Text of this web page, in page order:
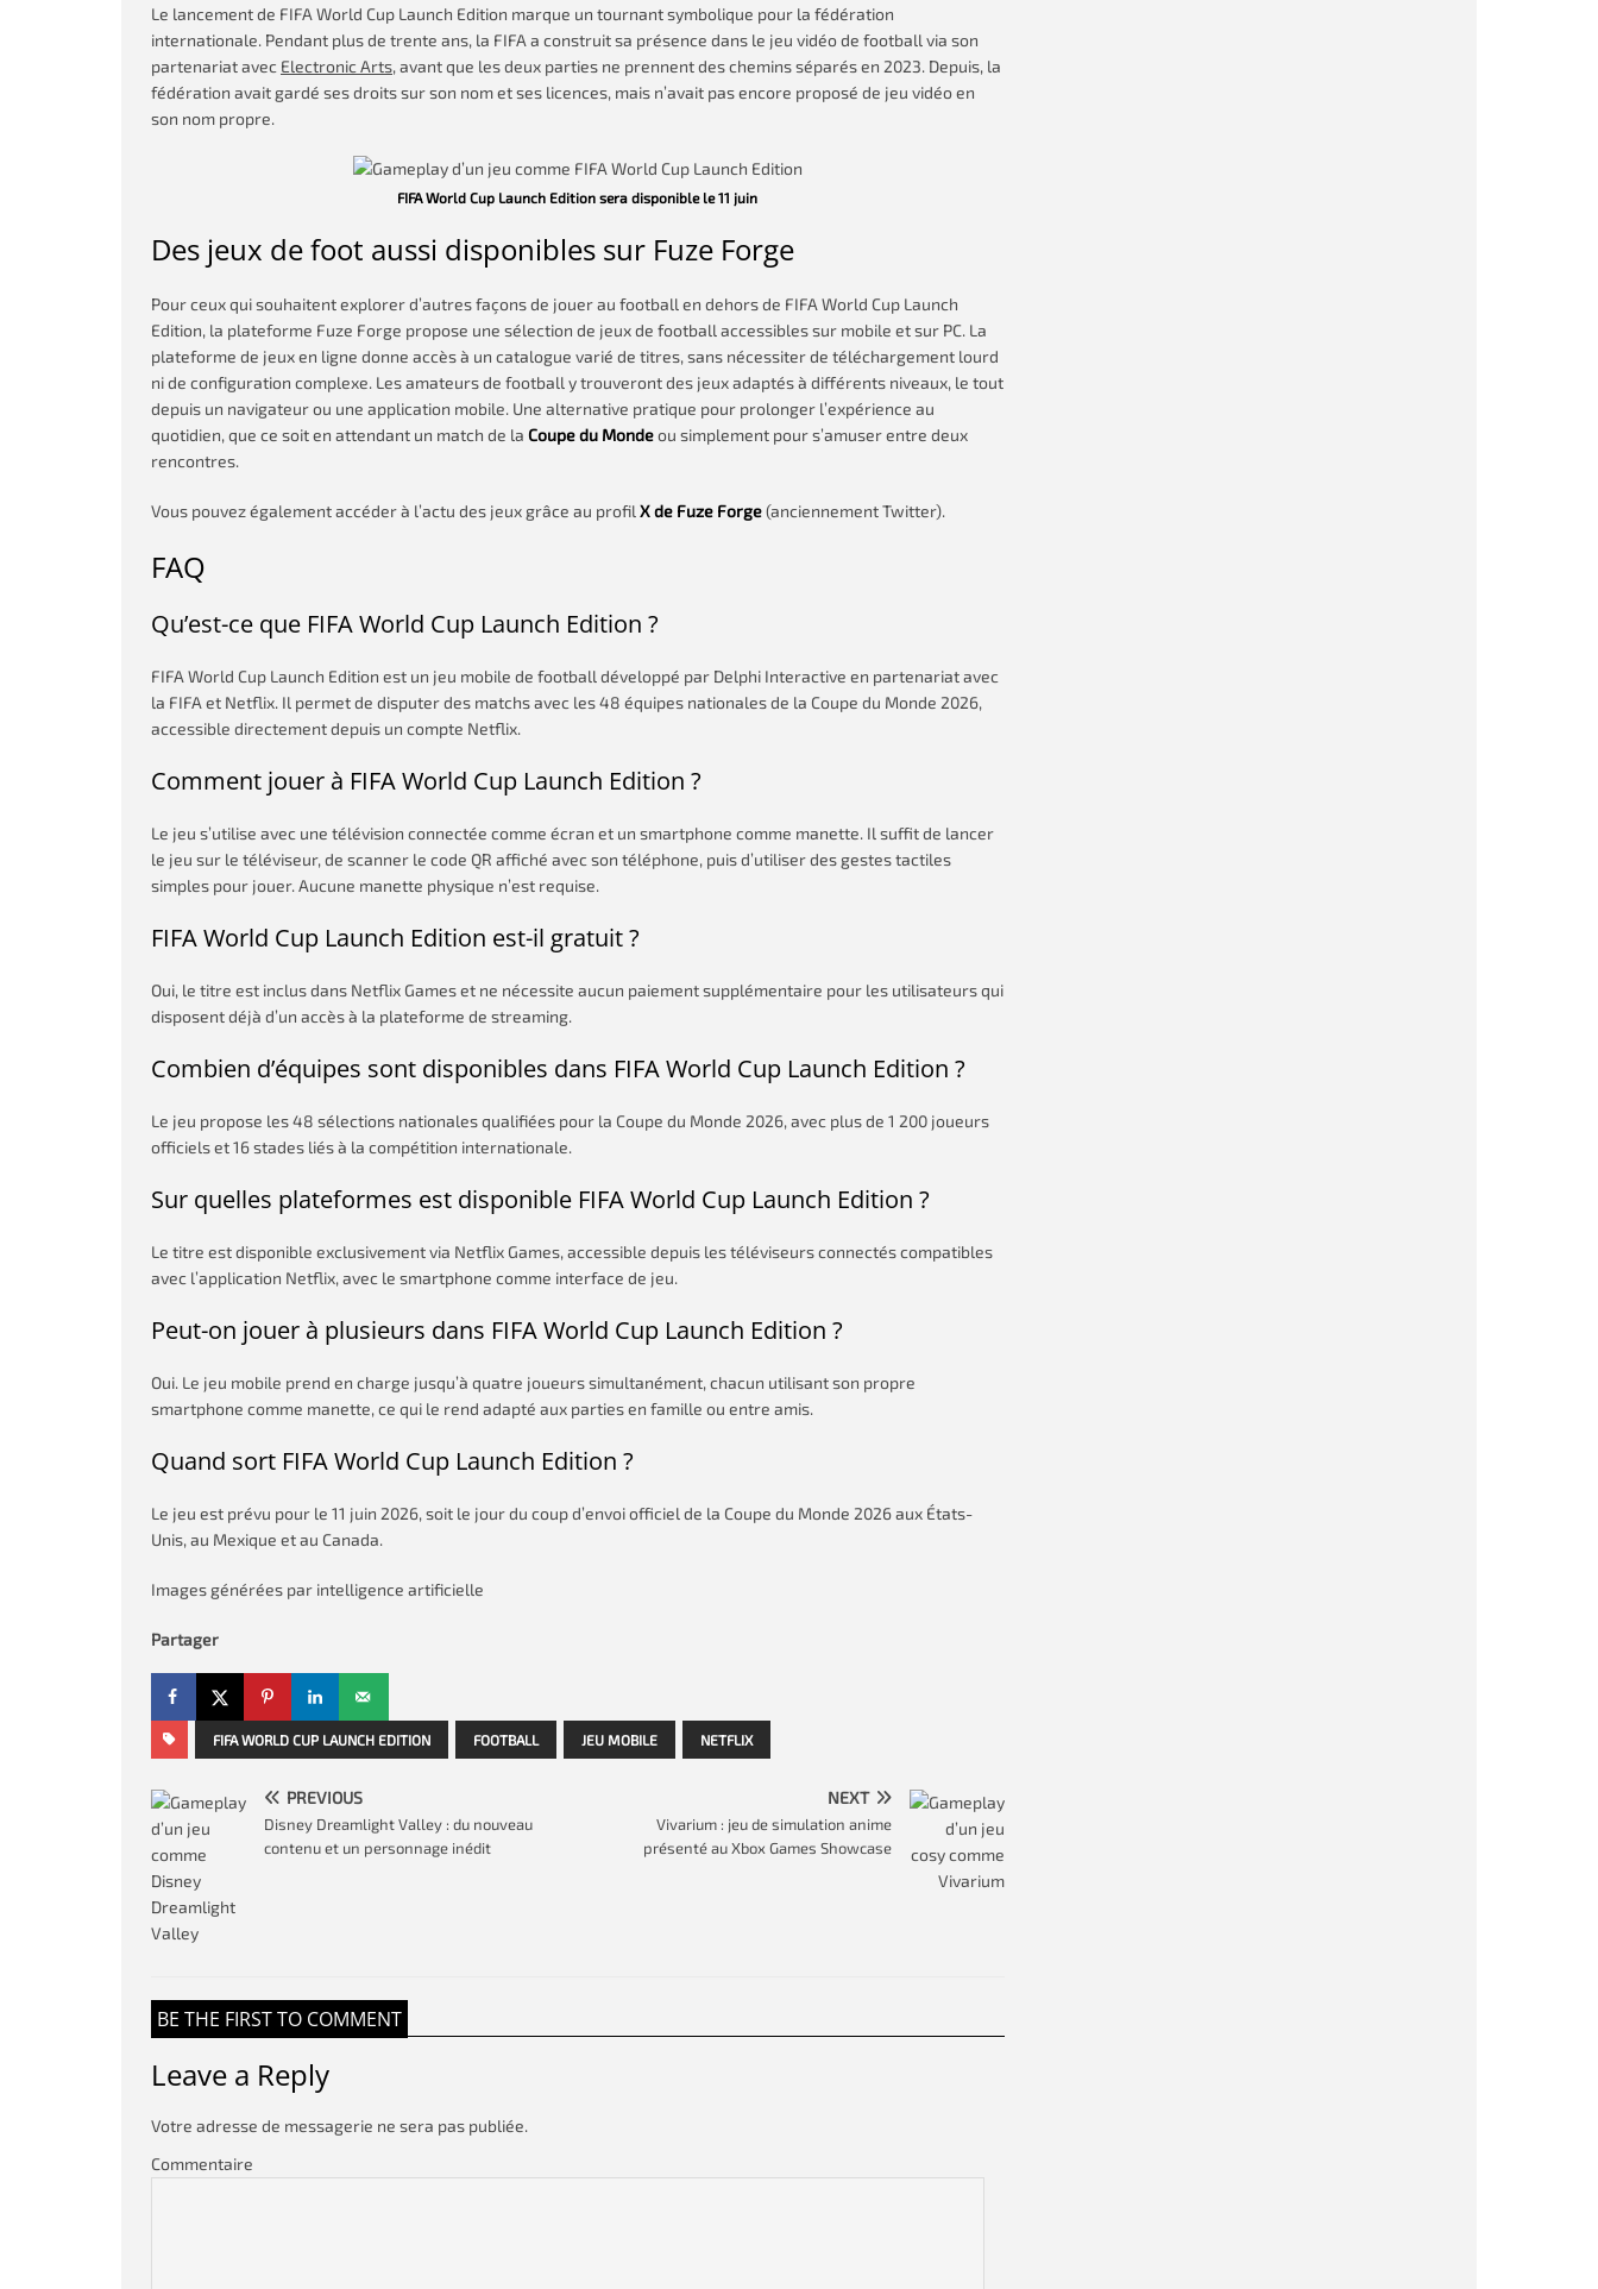
Le lancement de FIFA World Cup Launch Edition marque un tournant symbolique pour la fédération
internationale. Pendant plus de trente ans, la FIFA a construit sa présence dans le jeu vidéo de football via son
partenariat avec Electronic Arts, avant que les deux parties ne prennent des chemins séparés en 2023. Depuis, la
fédération avait gardé ses droits sur son nom et ses licences, mais n’avait pas encore proposé de jeu vidéo en
son nom propre.
FIFA World Cup Launch Edition sera disponible le 11 juin
Des jeux de foot aussi disponibles sur Fuze Forge
Pour ceux qui souhaitent explorer d’autres façons de jouer au football en dehors de FIFA World Cup Launch
Edition, la plateforme Fuze Forge propose une sélection de jeux de football accessibles sur mobile et sur PC. La
plateforme de jeux en ligne donne accès à un catalogue varié de titres, sans nécessiter de téléchargement lourd
ni de configuration complexe. Les amateurs de football y trouveront des jeux adaptés à différents niveaux, le tout
depuis un navigateur ou une application mobile. Une alternative pratique pour prolonger l’expérience au
quotidien, que ce soit en attendant un match de la Coupe du Mondeou simplement pour s’amuser entre deux
rencontres.
Vous pouvez également accéder à l’actu des jeux grâce au profil X de Fuze Forge(anciennement Twitter).
FAQ
Qu’est-ce que FIFA World Cup Launch Edition ?
FIFA World Cup Launch Edition est un jeu mobile de football développé par Delphi Interactive en partenariat avec
la FIFA et Netflix. Il permet de disputer des matchs avec les 48 équipes nationales de la Coupe du Monde 2026,
accessible directement depuis un compte Netflix.
Comment jouer à FIFA World Cup Launch Edition ?
Le jeu s’utilise avec une télévision connectée comme écran et un smartphone comme manette. Il suffit de lancer
le jeu sur le téléviseur, de scanner le code QR affiché avec son téléphone, puis d’utiliser des gestes tactiles
simples pour jouer. Aucune manette physique n’est requise.
FIFA World Cup Launch Edition est-il gratuit ?
Oui, le titre est inclus dans Netflix Games et ne nécessite aucun paiement supplémentaire pour les utilisateurs qui
disposent déjà d’un accès à la plateforme de streaming.
Combien d’équipes sont disponibles dans FIFA World Cup Launch Edition ?
Le jeu propose les 48 sélections nationales qualifiées pour la Coupe du Monde 2026, avec plus de 1 200 joueurs
officiels et 16 stades liés à la compétition internationale.
Sur quelles plateformes est disponible FIFA World Cup Launch Edition ?
Le titre est disponible exclusivement via Netflix Games, accessible depuis les téléviseurs connectés compatibles
avec l’application Netflix, avec le smartphone comme interface de jeu.
Peut-on jouer à plusieurs dans FIFA World Cup Launch Edition ?
Oui. Le jeu mobile prend en charge jusqu’à quatre joueurs simultanément, chacun utilisant son propre
smartphone comme manette, ce qui le rend adapté aux parties en famille ou entre amis.
Quand sort FIFA World Cup Launch Edition ?
Le jeu est prévu pour le 11 juin 2026, soit le jour du coup d’envoi officiel de la Coupe du Monde 2026 aux États-
Unis, au Mexique et au Canada.
Images générées par intelligence artificielle
Partager
FIFA WORLD CUP LAUNCH EDITION FOOTBALL JEU MOBILE NETFLIX
PREVIOUS
Disney Dreamlight Valley : du nouveau
contenu et un personnage inédit
NEXT
Vivarium : jeu de simulation anime
présenté au Xbox Games Showcase
BE THE FIRST TO COMMENT
Leave a Reply
Votre adresse de messagerie ne sera pas publiée.
Commentaire